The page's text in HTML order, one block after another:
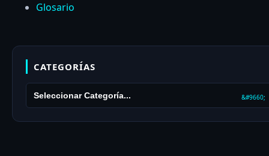
Glosario
CATEGORÍAS